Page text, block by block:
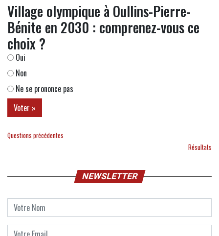
Village olympique à Oullins-Pierre-
Bénite en 2030 : comprenez-vous ce
choix ?
Oui
Non
Ne se prononce pas
Questions précédentes
Résultats
NEWSLETTER